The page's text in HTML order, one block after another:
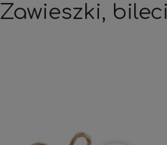
Zawieszki,